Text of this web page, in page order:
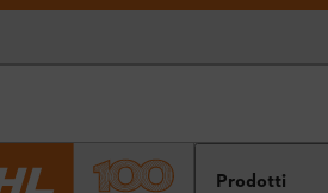
Prodotti